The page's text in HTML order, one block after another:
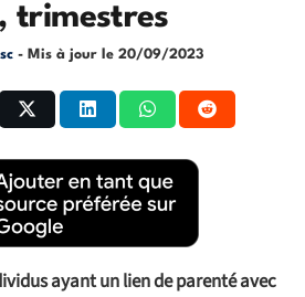
trimestres
- Mis à jour le 20/09/2023
ayant un lien de parenté avec